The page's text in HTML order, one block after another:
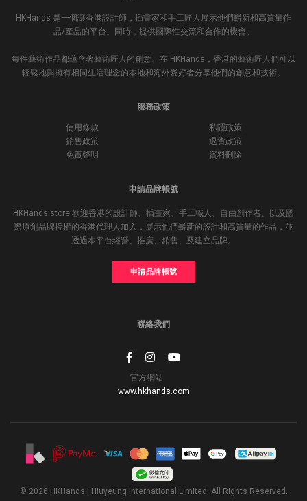
HKHands 是一個讓香港設計師，插畫家和手工匠人展示他們嶄新和高質量作
品/產品的平台。同時，提供國際性交流和合作的機會。
每件藝術作品都蘊含著藝術匠人的創意。在 HKHands，香港的藝術匠人們可以
輕鬆地與擁有相同生活理念的本地和海外愛好者分享他們的創意和技術。
服務政策
使用條款
私隱政策
銷售政策
退貨政策
免責聲明
資料刪除
申請品牌帳號
HKHands store 歡迎香港的設計師、插畫家、手工職人、自由創作者、以及國
際原創品牌授權的香港代理人加入，展示他們嶄新的設計和高質量的作品，並
透過本平台經營、推廣、銷售、及建立品牌。
申請品牌帳號
聯絡我們
官方網站
www.hkhands.com
© 2026 HKHands | Hiuyeung International Limited. All Rights Reserved.